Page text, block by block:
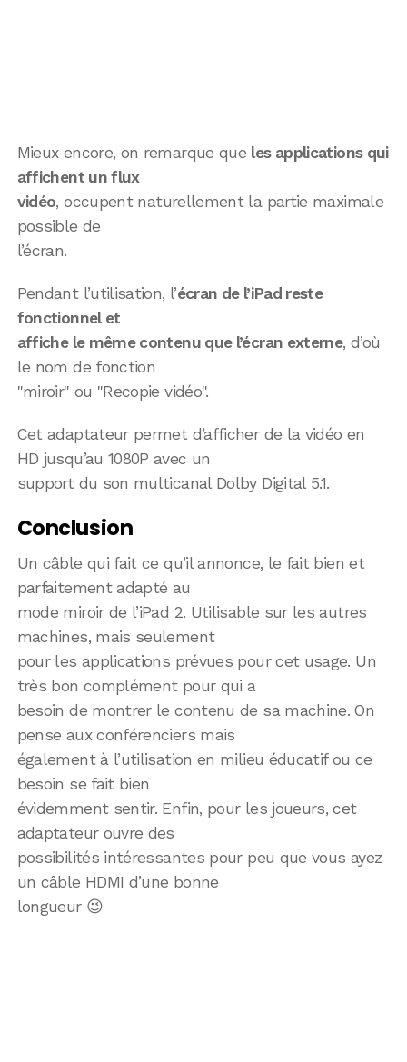
Mieux encore, on remarque que les applications qui
affichent un flux
vidéo, occupent naturellement la partie maximale
possible de
l’écran.
Pendant l’utilisation, l’écran de l’iPad reste
fonctionnel et
affiche le même contenu que l’écran externe, d’où
le nom de fonction
"miroir" ou "Recopie vidéo".
Cet adaptateur permet d’afficher de la vidéo en
HD jusqu’au 1080P avec un
support du son multicanal Dolby Digital 5.1.
Conclusion
Un câble qui fait ce qu’il annonce, le fait bien et
parfaitement adapté au
mode miroir de l’iPad 2. Utilisable sur les autres
machines, mais seulement
pour les applications prévues pour cet usage. Un
très bon complément pour qui a
besoin de montrer le contenu de sa machine. On
pense aux conférenciers mais
également à l’utilisation en milieu éducatif ou ce
besoin se fait bien
évidemment sentir. Enfin, pour les joueurs, cet
adaptateur ouvre des
possibilités intéressantes pour peu que vous ayez
un câble HDMI d’une bonne
longueur 😉